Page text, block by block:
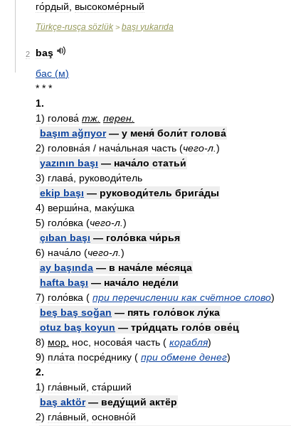
го́рдый
высокоме́рный
Türkçe-rusça sözlük > başı yukarıda
2
baş
бас (м)
* * *
1.
1) голова́ тж перен
başım ağrıyor— у меня́ боли́т голова́
2) головна́я / нача́льная часть (чего-л )
yazının başı — нача́ло статьи́
3) глава́
руководи́тель
ekip başı — руководи́тель брига́ды
4) верши́на
маку́шка
5) голо́вка (чего-л )
çıban başı — голо́вка чи́рья
6) нача́ло (чего-л )
ay başında — в нача́ле ме́сяца
hafta başı — нача́ло неде́ли
7) голо́вка ( при перечислении как счётное слово)
beş baş soğan — пять голо́вок лу́ка
otuz baş koyun — три́дцать голо́в ове́ц
8) мор нос носова́я часть ( корабля)
9) пла́та посре́днику ( при обмене денег)
2.
1) гла́вный ста́рший
baş aktör— веду́щий актёр
2) гла́вный основно́й